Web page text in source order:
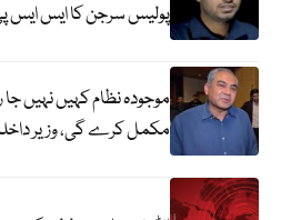
پولیس سرجن کا ایس ایس
موجودہ نظام کہیں نہیں
مکمل کرے گی، وزیر